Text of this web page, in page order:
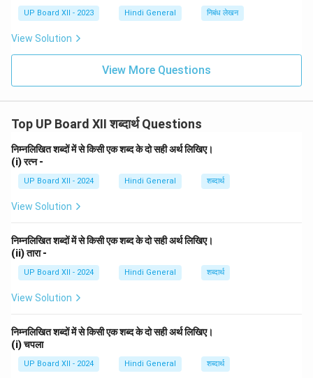
UP Board XII - 2023 Hindi General निबंध लेखन
View Solution
View More Questions
Top UP Board XII शब्दार्थ Questions
निम्नलिखित शब्दों में से किसी एक शब्द के दो सही अर्थ लिखिए।
(i) रत्न -
UP Board XII - 2024 Hindi General शब्दार्थ
View Solution
निम्नलिखित शब्दों में से किसी एक शब्द के दो सही अर्थ लिखिए।
(ii) तारा -
UP Board XII - 2024 Hindi General शब्दार्थ
View Solution
निम्नलिखित शब्दों में से किसी एक शब्द के दो सही अर्थ लिखिए।
(i) चपला
UP Board XII - 2024 Hindi General शब्दार्थ